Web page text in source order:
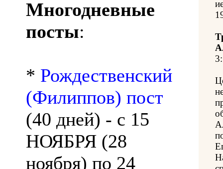
Многодневные
посты:
* Рождественский
(Филиппов) пост
(40 дней) - с 15
НОЯБРЯ (28
ноября) по 24
3: